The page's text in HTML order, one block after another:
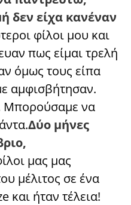
δεν είχα κανέναν
φίλοι μου και
πως είμαι τρελή
όμως τους είπα
αμφισβήτησαν.
Μπορούσαμε να
Δύο μήνες
μας μας
μέλιτος σε ένα
και ήταν τέλεια!